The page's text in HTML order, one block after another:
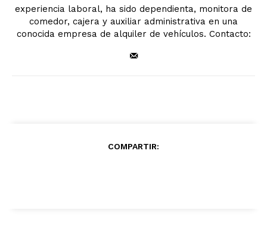
experiencia laboral, ha sido dependienta, monitora de
comedor, cajera y auxiliar administrativa en una
conocida empresa de alquiler de vehículos. Contacto:
COMPARTIR: